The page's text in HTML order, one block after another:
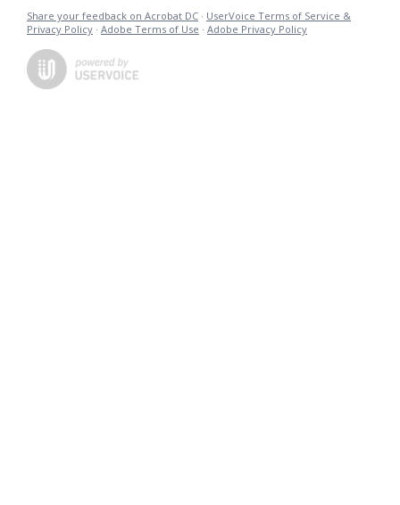
Share your feedback on Acrobat DC · UserVoice Terms of Service &
Privacy Policy · Adobe Terms of Use · Adobe Privacy Policy